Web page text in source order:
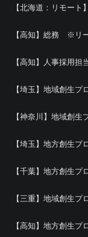
【北海道：リモート
【高知】総務 ※リ
【高知】人事採用
【埼玉】地域創生プ
【神奈川】地域創生
【埼玉】地方創生プ
【千葉】地方創生プ
【三重】地域創生プ
【高知】地方創生プ